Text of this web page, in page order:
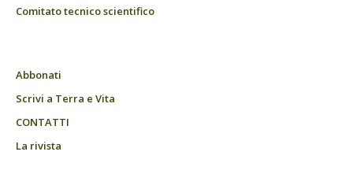
Comitato tecnico scientifico
Abbonati
Scrivi a Terra e Vita
CONTATTI
La rivista